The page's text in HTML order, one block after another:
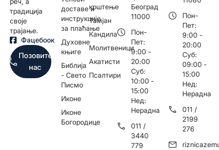
традиција
своје
трајање.
Фацебоок
Позовите
нас
доставе и
инструкције
за плаћање
Духовне
књиге
Библија
- Свето
Писмо
Иконе
Иконе
Богородице
крштење
Тамјан
Кандила
Молитвеници
Акатисти
Псалтири
Београд
11000
Пон-
Пет:
9:00 -
20:00
Суб:
10:00 -
15:00
Нед:
Нерадна
011 /
3440
779
Пон-
Пет:
9:00 -
20:00
Суб:
09:00 -
15:00
Нед:
Нерадна
011 /
2199
276